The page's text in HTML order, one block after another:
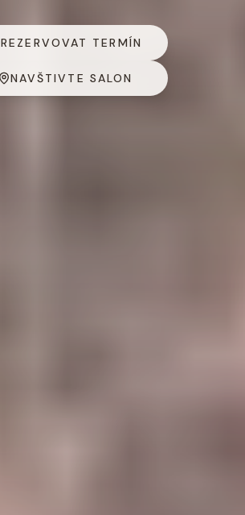
REZERVOVAT TERMÍN
NAVŠTIVTE SALON